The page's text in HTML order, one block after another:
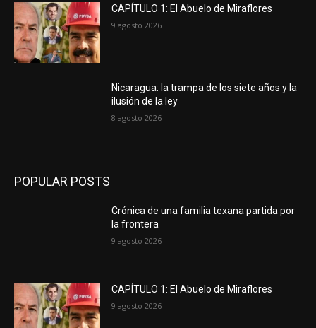
CAPÍTULO 1: El Abuelo de Miraflores
9 agosto 2026
Nicaragua: la trampa de los siete años y la
ilusión de la ley
8 agosto 2026
POPULAR POSTS
Crónica de una familia texana partida por
la frontera
9 agosto 2026
CAPÍTULO 1: El Abuelo de Miraflores
9 agosto 2026